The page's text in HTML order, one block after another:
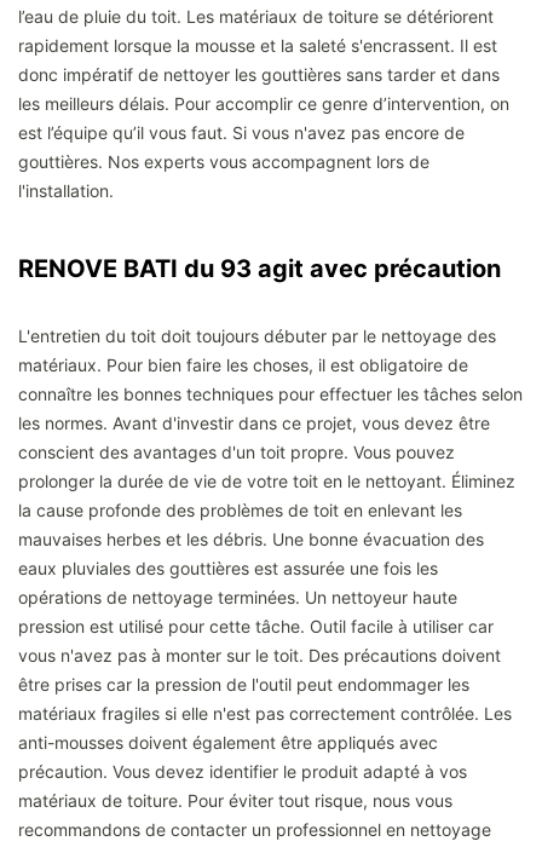
l’eau de pluie du toit. Les matériaux de toiture se détériorent
rapidement lorsque la mousse et la saleté s'encrassent. Il est
donc impératif de nettoyer les gouttières sans tarder et dans
les meilleurs délais. Pour accomplir ce genre d’intervention, on
est l’équipe qu’il vous faut. Si vous n'avez pas encore de
gouttières. Nos experts vous accompagnent lors de
l'installation.
RENOVE BATI du 93 agit avec précaution
L'entretien du toit doit toujours débuter par le nettoyage des
matériaux. Pour bien faire les choses, il est obligatoire de
connaître les bonnes techniques pour effectuer les tâches selon
les normes. Avant d'investir dans ce projet, vous devez être
conscient des avantages d'un toit propre. Vous pouvez
prolonger la durée de vie de votre toit en le nettoyant. Éliminez
la cause profonde des problèmes de toit en enlevant les
mauvaises herbes et les débris. Une bonne évacuation des
eaux pluviales des gouttières est assurée une fois les
opérations de nettoyage terminées. Un nettoyeur haute
pression est utilisé pour cette tâche. Outil facile à utiliser car
vous n'avez pas à monter sur le toit. Des précautions doivent
être prises car la pression de l'outil peut endommager les
matériaux fragiles si elle n'est pas correctement contrôlée. Les
anti-mousses doivent également être appliqués avec
précaution. Vous devez identifier le produit adapté à vos
matériaux de toiture. Pour éviter tout risque, nous vous
recommandons de contacter un professionnel en nettoyage